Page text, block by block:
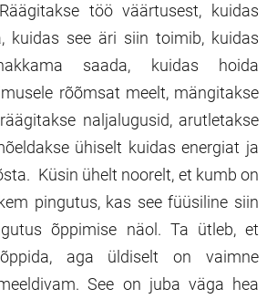
töö väärtusest, kuidas
kuidas see äri siin toimib, kuidas
saada, kuidas hoida
rõõmsat meelt, mängitakse
naljalugusid, arutletakse
ühiselt kuidas energiat ja
Küsin ühelt noorelt, et kumb on
pingutus, kas see füüsiline siin
õppimise näol. Ta ütleb, et
aga üldiselt on vaimne
See on juba väga hea